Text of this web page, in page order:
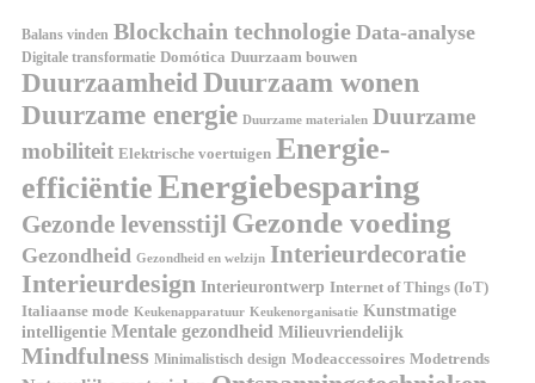
Balans vinden Blockchain technologie Data-analyse
Digitale transformatie Domótica Duurzaam bouwen
Duurzaamheid Duurzaam wonen
Duurzame energie Duurzame materialen Duurzame
mobiliteit Elektrische voertuigen Energie-
efficiëntieEnergiebesparing
Gezonde levensstijl Gezonde voeding
Gezondheid Gezondheid en welzijn Interieurdecoratie
Interieurdesign Interieurontwerp Internet of Things (IoT)
Italiaanse mode Keukenapparatuur Keukenorganisatie Kunstmatige
intelligentie Mentale gezondheid Milieuvriendelijk
Mindfulness Minimalistisch design Modeaccessoires Modetrends